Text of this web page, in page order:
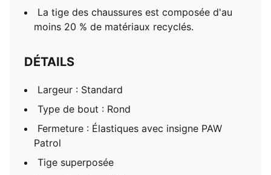
La tige des chaussures est composée d'au
moins 20 % de matériaux recyclés.
DÉTAILS
Largeur : Standard
Type de bout : Rond
Fermeture : Élastiques avec insigne PAW
Patrol
Tige superposée